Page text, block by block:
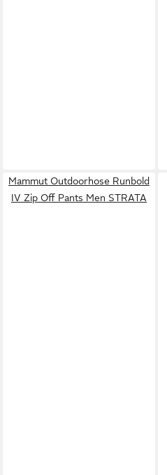
Mammut Outdoorhose Runbold
IV Zip Off Pants Men STRATA